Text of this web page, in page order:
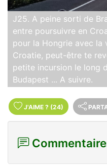
J25. A peine sorti de
entre poursuivre en
pour la Hongrie avec la
Croatie, peut-être te
petite incursion le long
Budapest ... A suivre.
J'AIME ? (24)